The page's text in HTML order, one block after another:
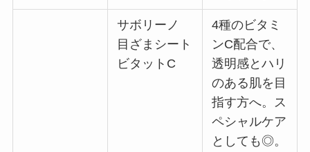
サボリーノ
目ざまシート
ビタットC
4種のビタミ
ンC配合で、
透明感とハリ
のある肌を目
指す方へ。ス
ペシャルケア
としても◎。